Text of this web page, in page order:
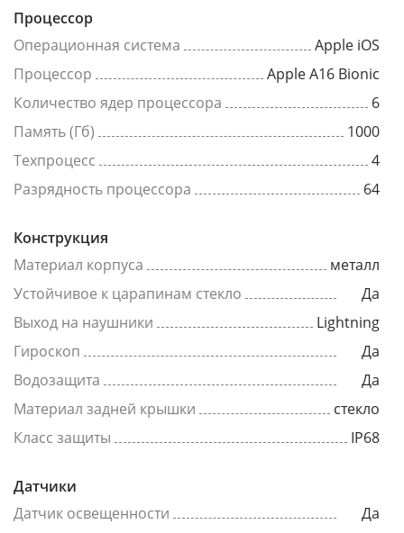
Процессор
Операционная система
Apple iOS
Процессор
Apple A16 Bionic
Количество ядер процессора
6
Память (Гб)
1000
Техпроцесс
4
Разрядность процессора
64
Конструкция
Материал корпуса
металл
Устойчивое к царапинам стекло
Да
Выход на наушники
Lightning
Гироскоп
Да
Водозащита
Да
Материал задней крышки
стекло
Класс защиты
IP68
Датчики
Датчик освещенности
Да